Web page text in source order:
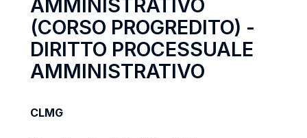
AMMINISTRATIVO
(CORSO PROGREDITO) -
DIRITTO PROCESSUALE
AMMINISTRATIVO
CLMG